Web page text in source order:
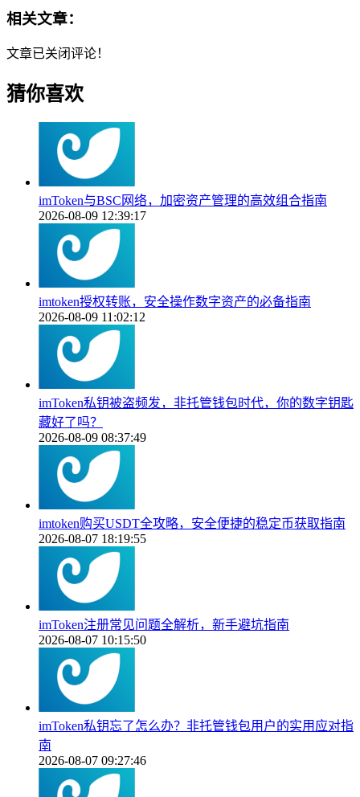
相关文章：
文章已关闭评论！
猜你喜欢
imToken与BSC网络，加密资产管理的高效组合指南
2026-08-09 12:39:17
imtoken授权转账，安全操作数字资产的必备指南
2026-08-09 11:02:12
imToken私钥被盗频发，非托管钱包时代，你的数字钥匙
藏好了吗？
2026-08-09 08:37:49
imtoken购买USDT全攻略，安全便捷的稳定币获取指南
2026-08-07 18:19:55
imToken注册常见问题全解析，新手避坑指南
2026-08-07 10:15:50
imToken私钥忘了怎么办？非托管钱包用户的实用应对指
南
2026-08-07 09:27:46